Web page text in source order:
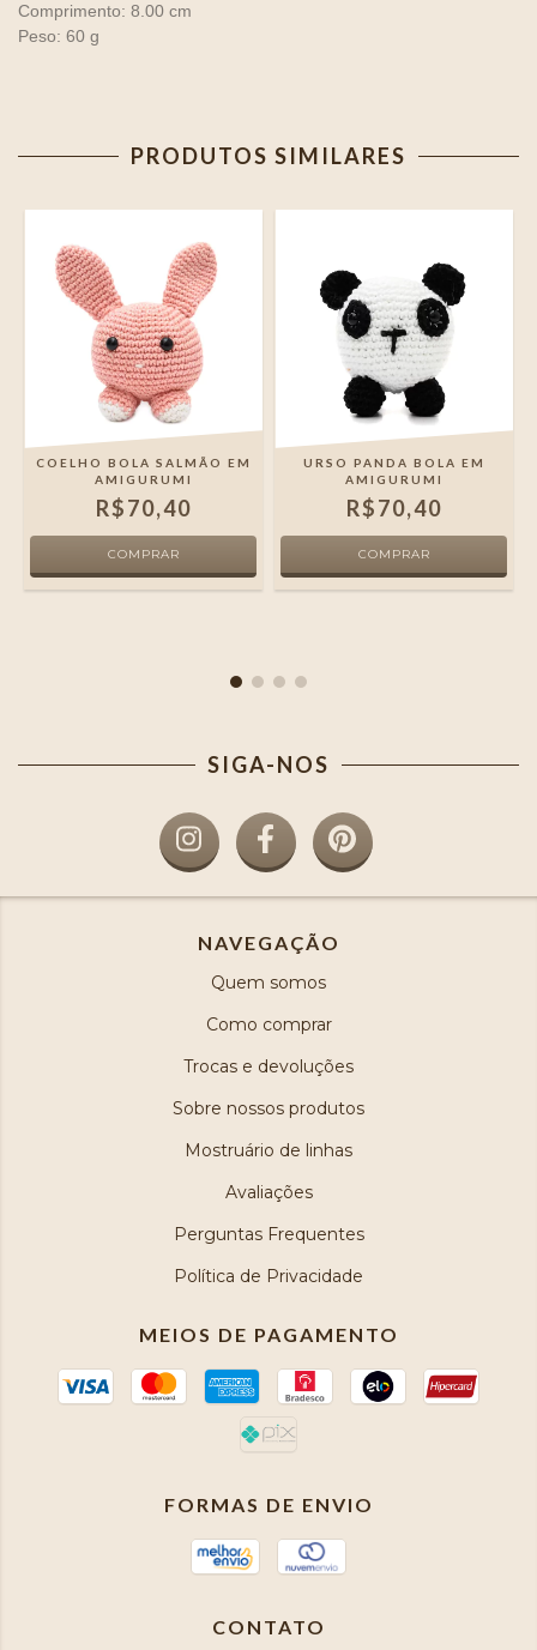
Comprimento: 8.00 cm
Peso: 60 g
PRODUTOS SIMILARES
COELHO BOLA SALMÃO EM
AMIGURUMI
R$70,40
URSO PANDA BOLA EM
AMIGURUMI
R$70,40
SIGA-NOS
NAVEGAÇÃO
Quem somos
Como comprar
Trocas e devoluções
Sobre nossos produtos
Mostruário de linhas
Avaliações
Perguntas Frequentes
Política de Privacidade
MEIOS DE PAGAMENTO
FORMAS DE ENVIO
CONTATO